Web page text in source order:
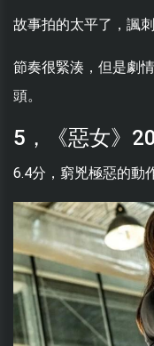
故事拍的太平了，諷
節奏很緊湊，但是劇
頭。
5，《惡女》
6.4分，窮兇極惡的動